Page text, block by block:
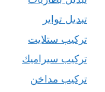
تبديل تواير
تركيب ستلايت
تركيب سيراميك
تركيب مداخن